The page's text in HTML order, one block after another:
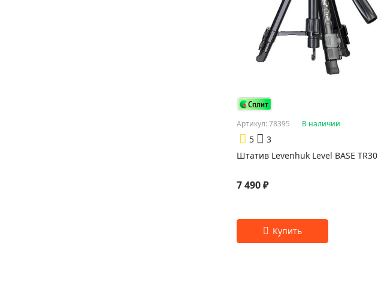
Артикул: 78395 В наличии
5
3
Штатив Levenhuk Level BASE TR30
7 490 ₽